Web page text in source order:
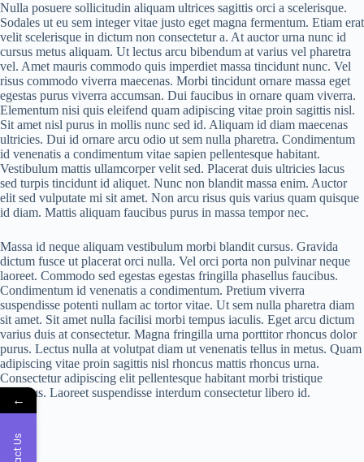
Nulla posuere sollicitudin aliquam ultrices sagittis orci a scelerisque.
Sodales ut eu sem integer vitae justo eget magna fermentum. Etiam erat
velit scelerisque in dictum non consectetur a. At auctor urna nunc id
cursus metus aliquam. Ut lectus arcu bibendum at varius vel pharetra
vel. Amet mauris commodo quis imperdiet massa tincidunt nunc. Vel
risus commodo viverra maecenas. Morbi tincidunt ornare massa eget
egestas purus viverra accumsan. Dui faucibus in ornare quam viverra.
Elementum nisi quis eleifend quam adipiscing vitae proin sagittis nisl.
Sit amet nisl purus in mollis nunc sed id. Aliquam id diam maecenas
ultricies. Dui id ornare arcu odio ut sem nulla pharetra. Condimentum
id venenatis a condimentum vitae sapien pellentesque habitant.
Vestibulum mattis ullamcorper velit sed. Placerat duis ultricies lacus
sed turpis tincidunt id aliquet. Nunc non blandit massa enim. Auctor
elit sed vulputate mi sit amet. Non arcu risus quis varius quam quisque
id diam. Mattis aliquam faucibus purus in massa tempor nec.
Massa id neque aliquam vestibulum morbi blandit cursus. Gravida
dictum fusce ut placerat orci nulla. Vel orci porta non pulvinar neque
laoreet. Commodo sed egestas egestas fringilla phasellus faucibus.
Condimentum id venenatis a condimentum. Pretium viverra
suspendisse potenti nullam ac tortor vitae. Ut sem nulla pharetra diam
sit amet. Sit amet nulla facilisi morbi tempus iaculis. Eget arcu dictum
varius duis at consectetur. Magna fringilla urna porttitor rhoncus dolor
purus. Lectus nulla at volutpat diam ut venenatis tellus in metus. Quam
adipiscing vitae proin sagittis nisl rhoncus mattis rhoncus urna.
Consectetur adipiscing elit pellentesque habitant morbi tristique
senectus. Laoreet suspendisse interdum consectetur libero id.
←